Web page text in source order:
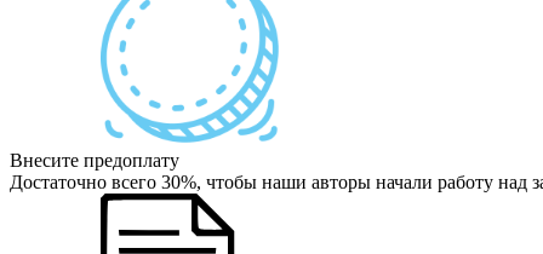
Внесите предоплату
Достаточно всего 30%, чтобы наши авторы начали работу над